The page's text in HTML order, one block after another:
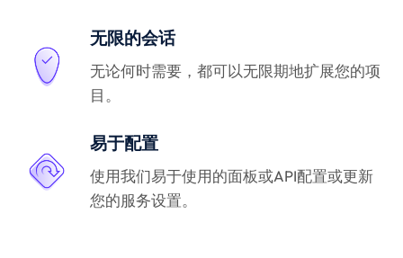
无限的会话
无论何时需要，都可以无限期地扩展您的项
目。
易于配置
使用我们易于使用的面板或API配置或更新
您的服务设置。